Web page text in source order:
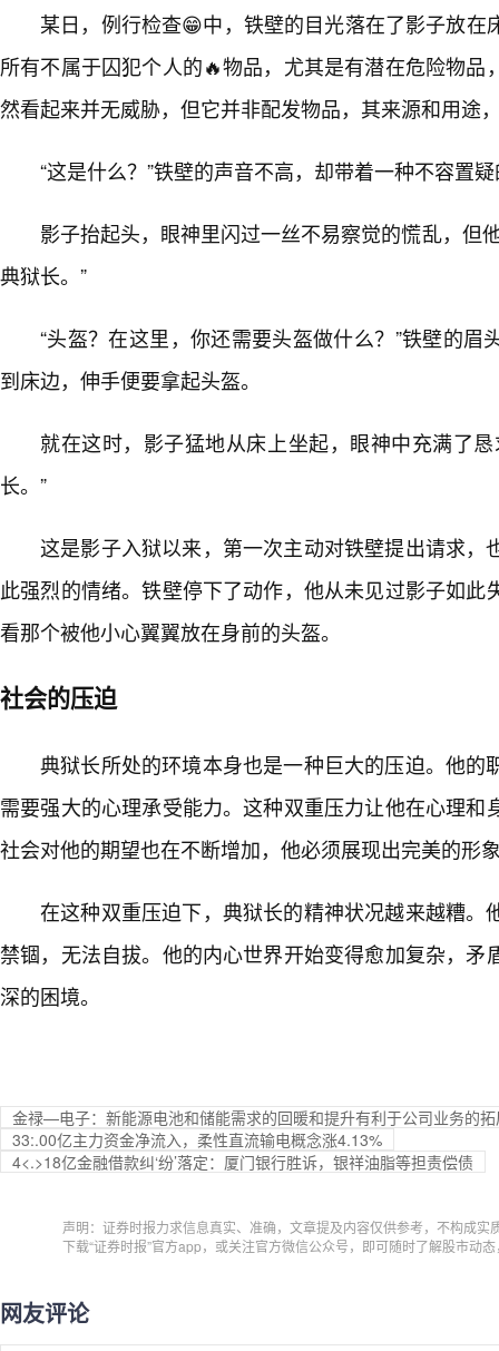
某日，例行检查😁中，铁壁的目光落在了影子放在
所有不属于囚犯个人的🔥物品，尤其是有潜在危险物品
然看起来并无威胁，但它并非配发物品，其来源和用途
“这是什么？”铁壁的声音不高，却带着一种不容置
影子抬起头，眼神里闪过一丝不易察觉的慌乱，但
典狱长。”
“头盔？在这里，你还需要头盔做什么？”铁壁的眉
到床边，伸手便要拿起头盔。
就在这时，影子猛地从床上坐起，眼神中充满了
长。”
这是影子入狱以来，第一次主动对铁壁提出请求，
此强烈的情绪。铁壁停下了动作，他从未见过影子如此
看那个被他小心翼翼放在身前的头盔。
社会的压迫
典狱长所处的环境本身也是一种巨大的压迫。他的
需要强大的心理承受能力。这种双重压力让他在心理和
社会对他的期望也在不断增加，他必须展现出完美的形
在这种双重压迫下，典狱长的精神状况越来越糟。
禁锢，无法自拔。他的内心世界开始变得愈加复杂，矛
深的困境。
金禄—电子：新能源电池和储能需求的回暖和提升有利于公司业务的
33:.00亿主力资金净流入，柔性直流输电概念涨4.13%
4<.>18亿金融借款纠‘纷’落定：厦门银行胜诉，银祥油脂等担责偿债
声明：证券时报力求信息真实、准确，文章提及内容仅供参考，不构成实
下载“证券时报”官方app，或关注官方微信公众号，即可随时了解股市动
网友评论